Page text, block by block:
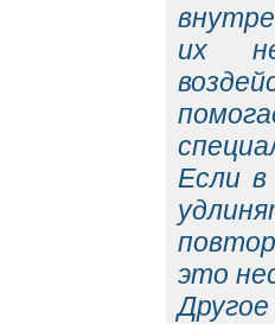
их
Если
это